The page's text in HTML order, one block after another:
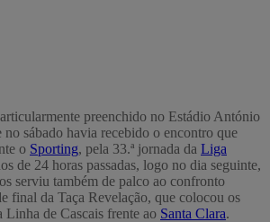
preenchido no Estádio António
sábado havia recebido o encontro que
o Sporting, pela 33.ª jornada da Liga
de 24 horas passadas, logo no dia seguinte,
serviu também de palco ao confronto
final da Taça Revelação, que colocou os
Linha de Cascais frente ao Santa Clara.